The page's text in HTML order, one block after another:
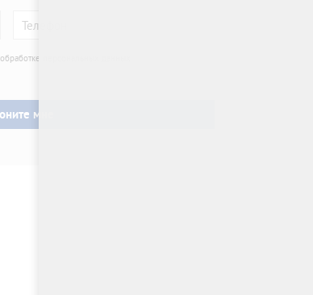
персональных данных